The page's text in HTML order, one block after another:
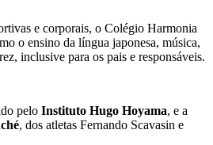
e corporais, o Colégio Harmonia
o ensino da língua japonesa, música,
inclusive para os pais e responsáveis.
pelo Instituto Hugo Hoyama, e a
, dos atletas Fernando Scavasin e